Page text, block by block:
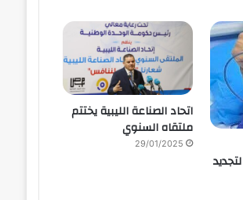
الإعلامي بمجلس 45 لتجديد
اتحاد الصناعة الليبية يختتم
ملتقاه السنوي
29/01/2025